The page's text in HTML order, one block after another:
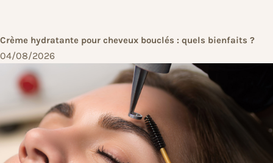
Crème hydratante pour cheveux bouclés : quels bienfaits ?
04/08/2026